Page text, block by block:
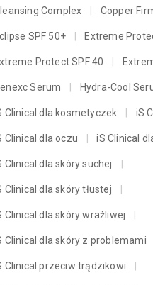
Complex Copper
SPF 50+ Extreme
Protect SPF 40
Serum Hydra-Cool
Clinical dla kosmetyczek iS
Clinical dla oczu iS Clinical
Clinical dla skóry suchej
Clinical dla skóry tłustej
Clinical dla skóry wrażliwej
Clinical dla skóry z problemami
Clinical przeciw trądzikowi